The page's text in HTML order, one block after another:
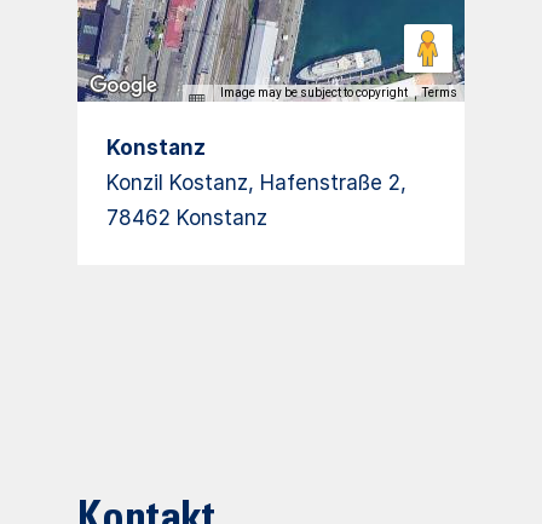
Image may be subject to copyright Terms
Konstanz
Konzil Kostanz, Hafenstraße 2,
78462 Konstanz